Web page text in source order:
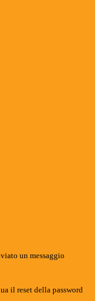
un messaggio
il reset della password